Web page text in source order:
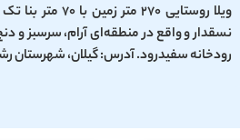
ویلا روستایی
رودخانه سفیدرود. آدرس: گیلان، شهرستان